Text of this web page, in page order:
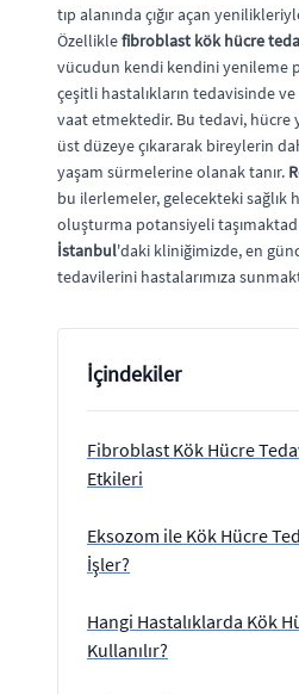
tıp alanında çığır açan
Özelliklefibroblast kök hücre
vücudun kendi kendini yenileme
çeşitli hastalıkların tedavisinde
vaat etmektedir. Bu tedavi,
üst düzeye çıkararak bireylerin
yaşam sürmelerine olanak tanır.
bu ilerlemeler, gelecekteki
oluşturma potansiyeli
İstanbul'daki kliniğimizde, en
tedavilerini hastalarımıza
İçindekiler
Fibroblast Kök Hücre
Etkileri
Eksozom ile Kök Hücre
İşler?
Hangi Hastalıklarda Kök
Kullanılır?